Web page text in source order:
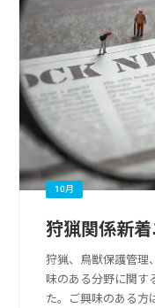
10月
狩猟関係新着
狩猟、鳥獣保護管理
味のある分野に関す
た。ご興味のある方